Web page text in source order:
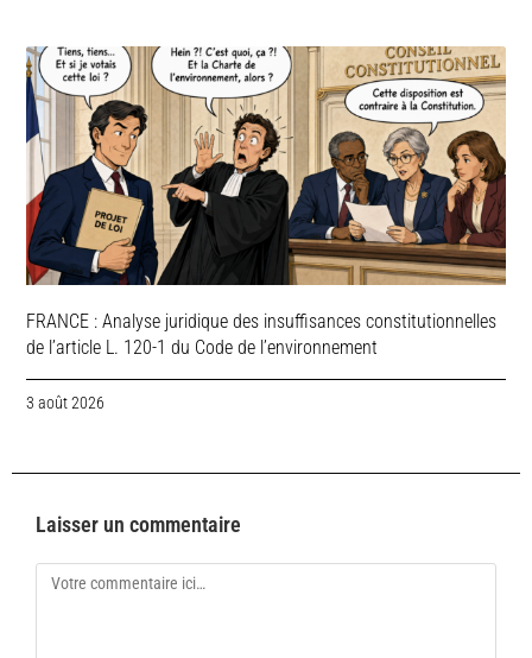
FRANCE : Analyse juridique des insuffisances constitutionnelles
de l’article L. 120-1 du Code de l’environnement
3 août 2026
Laisser un commentaire